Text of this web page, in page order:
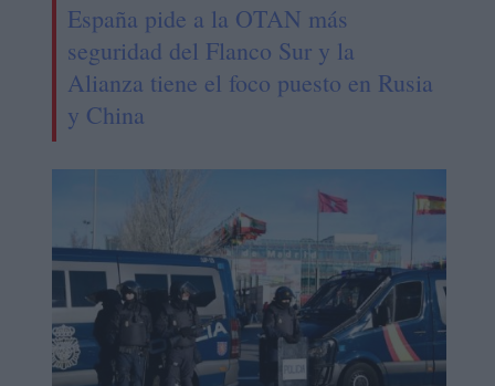
España pide a la OTAN más
seguridad del Flanco Sur y la
Alianza tiene el foco puesto en Rusia
y China